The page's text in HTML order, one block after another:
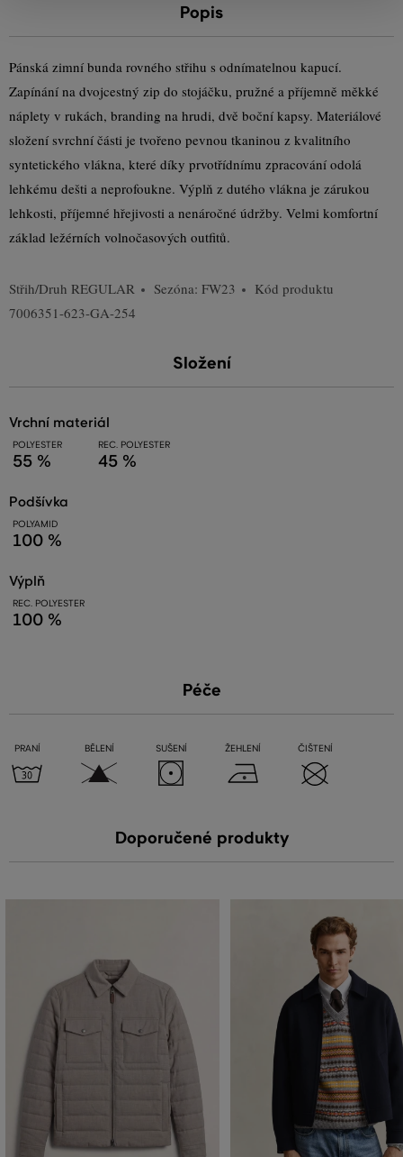
Popis
Pánská zimní bunda rovného střihu s odnímatelnou kapucí.
Zapínání na dvojcestný zip do stojáčku, pružné a příjemně měkké
náplety v rukách, branding na hrudi, dvě boční kapsy. Materiálové
složení svrchní části je tvořeno pevnou tkaninou z kvalitního
syntetického vlákna, které díky prvotřídnímu zpracování odolá
lehkému dešti a neprofoukne. Výplň z dutého vlákna je zárukou
lehkosti, příjemné hřejivosti a nenáročné údržby. Velmi komfortní
základ ležérních volnočasových outfitů.
Střih/Druh REGULAR Sezóna: FW23
Kód produktu
7006351-623-GA-254
Složení
vrchní materiál
POLYESTER
55 %
REC. POLYESTER
45 %
podšívka
POLYAMID
100 %
výplň
REC. POLYESTER
100 %
Péče
PRANÍ BĚLENÍ SUŠENÍ ŽEHLENÍ ČIŠTENÍ
Doporučené produkty